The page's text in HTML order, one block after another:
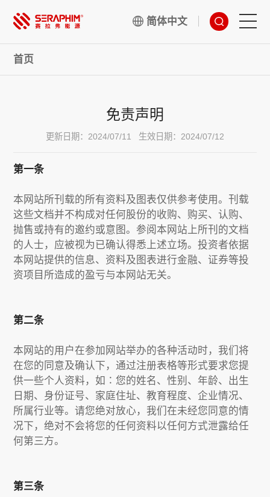
技术
服务
关于我们
简体中文
首页
免责声明
更新日期：2024/07/11 生效日期：2024/07/12
第一条
本网站所刊载的所有资料及图表仅供参考使用。刊载
这些文档并不构成对任何股份的收购、购买、认购、
抛售或持有的邀约或意图。参阅本网站上所刊的文档
的人士，应被视为已确认得悉上述立场。投资者依据
本网站提供的信息、资料及图表进行金融、证券等投
资项目所造成的盈亏与本网站无关。
第二条
本网站的用户在参加网站举办的各种活动时，我们将
在您的同意及确认下，通过注册表格等形式要求您提
供一些个人资料，如∶您的姓名、性别、年龄、出生
日期、身份证号、家庭住址、教育程度、企业情况、
所属行业等。请您绝对放心，我们在未经您同意的情
况下，绝对不会将您的任何资料以任何方式泄露给任
何第三方。
第三条